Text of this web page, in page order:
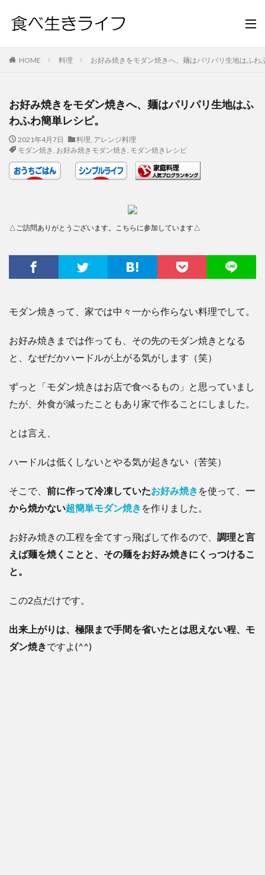
HOME 料理 お好み焼きをモダン焼きへ、麺はパリパリ生地はふわ
お好み焼きをモダン焼きへ、麺はパリパリ生地はふ
わふわ簡単レシピ。
2021年4月7日 料理, アレンジ料理
モダン焼き, お好み焼きモダン焼き, モダン焼きレシピ
△ご訪問ありがとうございます。こちらに参加しています△
モダン焼きって、家では中々一から作らない料理でして。
お好み焼きまでは作っても、その先のモダン焼きとなる
と、なぜだかハードルが上がる気がします（笑）
ずっと「モダン焼きはお店で食べるもの」と思っていまし
たが、外食が減ったこともあり家で作ることにしました。
とは言え、
ハードルは低くしないとやる気が起きない（苦笑）
そこで、 前に作って冷凍していたお好み焼き を使って、 一
から焼かない超簡単モダン焼き を作りました。
お好み焼きの工程を全てすっ飛ばして作るので、 調理と言
えば麺を焼くことと、その麺をお好み焼きにくっつけるこ
と。
この2点だけです。
出来上がりは、極限まで手間を省いたとは思えない程、モ
ダン焼きですよ(^^)